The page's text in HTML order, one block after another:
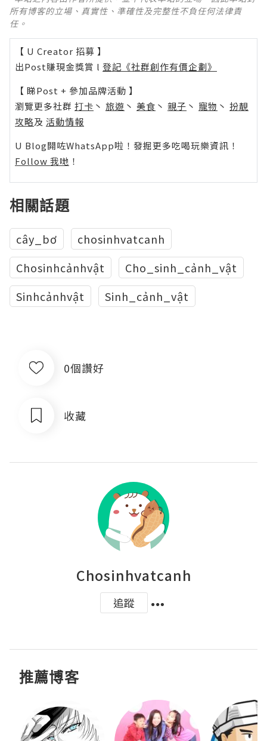
所有博客的立場、真實性、準確性及完整性不負任何法律責
任。
【 U Creator 招募 】
出Post賺現金獎賞 l 登記《社群創作有價企劃》
【 睇Post + 參加品牌活動 】
瀏覽更多社群 打卡 丶 旅遊 丶 美食 丶 親子 丶 寵物 丶 扮靚
攻略及 活動情報
U Blog開咗WhatsApp啦！發掘更多吃喝玩樂資訊！
Follow 我哋 ！
相關話題
cây_bơ
chosinhvatcanh
Chosinhcảnhvật
Cho_sinh_cảnh_vật
Sinhcảnhvật
Sinh_cảnh_vật
0個讚好
收藏
Chosinhvatcanh
追蹤
推薦博客